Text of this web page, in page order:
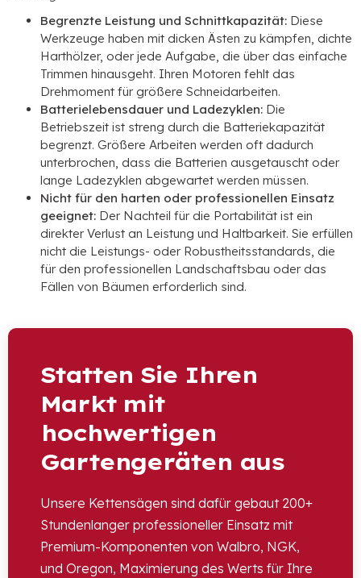
Begrenzte Leistung und Schnittkapazität: Diese
Werkzeuge haben mit dicken Ästen zu kämpfen, dichte
Harthölzer, oder jede Aufgabe, die über das einfache
Trimmen hinausgeht. Ihren Motoren fehlt das
Drehmoment für größere Schneidarbeiten.
Batterielebensdauer und Ladezyklen: Die
Betriebszeit ist streng durch die Batteriekapazität
begrenzt. Größere Arbeiten werden oft dadurch
unterbrochen, dass die Batterien ausgetauscht oder
lange Ladezyklen abgewartet werden müssen.
Nicht für den harten oder professionellen Einsatz
geeignet: Der Nachteil für die Portabilität ist ein
direkter Verlust an Leistung und Haltbarkeit. Sie erfüllen
nicht die Leistungs- oder Robustheitsstandards, die
für den professionellen Landschaftsbau oder das
Fällen von Bäumen erforderlich sind.
Statten Sie Ihren
Markt mit
hochwertigen
Gartengeräten aus
Unsere Kettensägen sind dafür gebaut 200+
Stundenlanger professioneller Einsatz mit
Premium-Komponenten von Walbro, NGK,
und Oregon, Maximierung des Werts für Ihre